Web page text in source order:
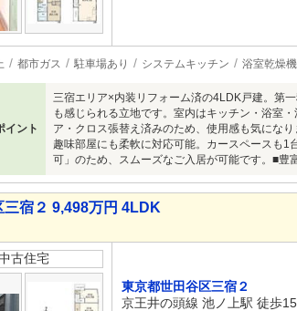
都市ガス 駐車場あり システムキッチン 浴室乾燥機
イント
三宿エリア×内装リフォーム済の4LDK戸建。第
も感じられる立地です。室内はキッチン・浴室
ア・クロス張替え済みのため、使用感も気にな
趣味部屋にも柔軟に対応可能。カースペースも
可」のため、スムーズなご入居が可能です。■豊
三宿２ 9,498万円 4LDK
古住宅
東京都世田谷区三宿２
京王井の頭線 池ノ上駅 徒歩